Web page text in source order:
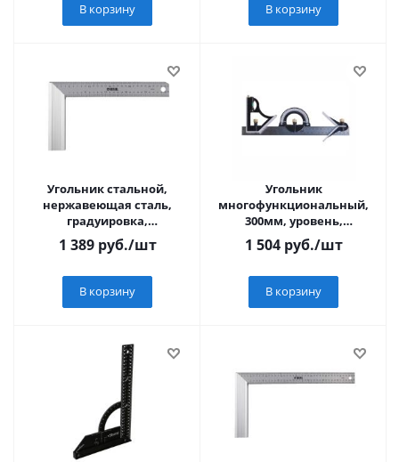
В корзину В корзину
Угольник стальной,
нержавеющая сталь,
градуировка,
алюминиевое основание,
300 мм// Denzel
1 389руб./шт
В корзину
Угольник
многофункциональный,
300мм, уровень,
транспортир, чертилка,
Sturm! 2020-09-300
1 504руб./шт
В корзину